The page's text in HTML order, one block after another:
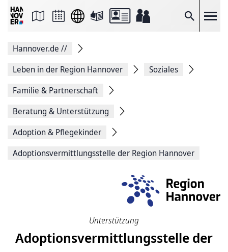
Suche
Seite
Facebook
teilen
Seitenlink
Seite
Hannover.de //
Leben in der Region Hannover
Soziales
Familie & Partnerschaft
Beratung & Unterstützung
Adoption & Pflegekinder
Adoptionsvermittlungs­stelle der Region Hannover
Unterstützung
Adoptionsvermittlungs­stelle der